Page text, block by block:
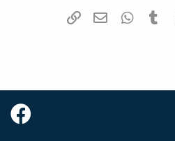
Pinterest
Tumblr
WhatsAppדואר אלקטרוני